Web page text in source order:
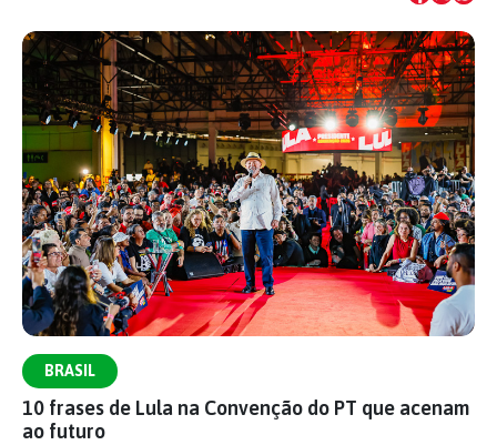
BRASIL
10 frases de Lula na Convenção do PT que acenam
ao futuro